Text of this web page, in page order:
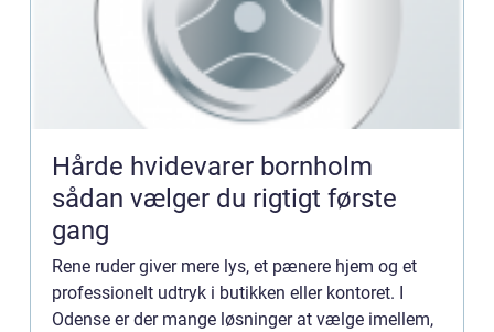
Hårde hvidevarer bornholm
sådan vælger du rigtigt første
gang
Rene ruder giver mere lys, et pænere hjem og et
professionelt udtryk i butikken eller kontoret. I
Odense er der mange løsninger at vælge imellem,